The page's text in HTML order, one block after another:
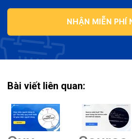
NHẬN MIỄN PHÍ
Bài viết liên quan: